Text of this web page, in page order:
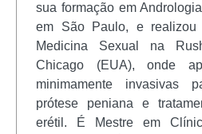
sua formação em
em São Paulo, e realizou
Medicina Sexual na
Chicago (EUA), onde
minimamente invasivas
prótese peniana e
erétil. É Mestre em